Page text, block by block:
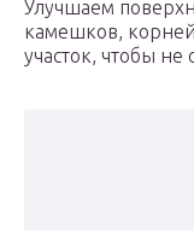
Улучшаем
камешков,
участок, чтобы не